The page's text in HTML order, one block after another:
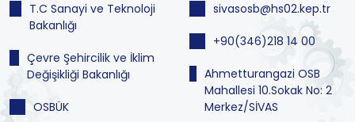
T.C Sanayi ve Teknoloji
Bakanlığı
Çevre Şehircilik ve İklim
Değişikliği Bakanlığı
OSBÜK
sivasosb@hs02.kep.tr
+90(346)218 14 00
Ahmetturangazi OSB
Mahallesi 10.Sokak No: 2
Merkez/SİVAS